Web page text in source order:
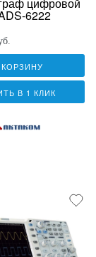
6222
КОРЗИНУ
В 1 КЛИК